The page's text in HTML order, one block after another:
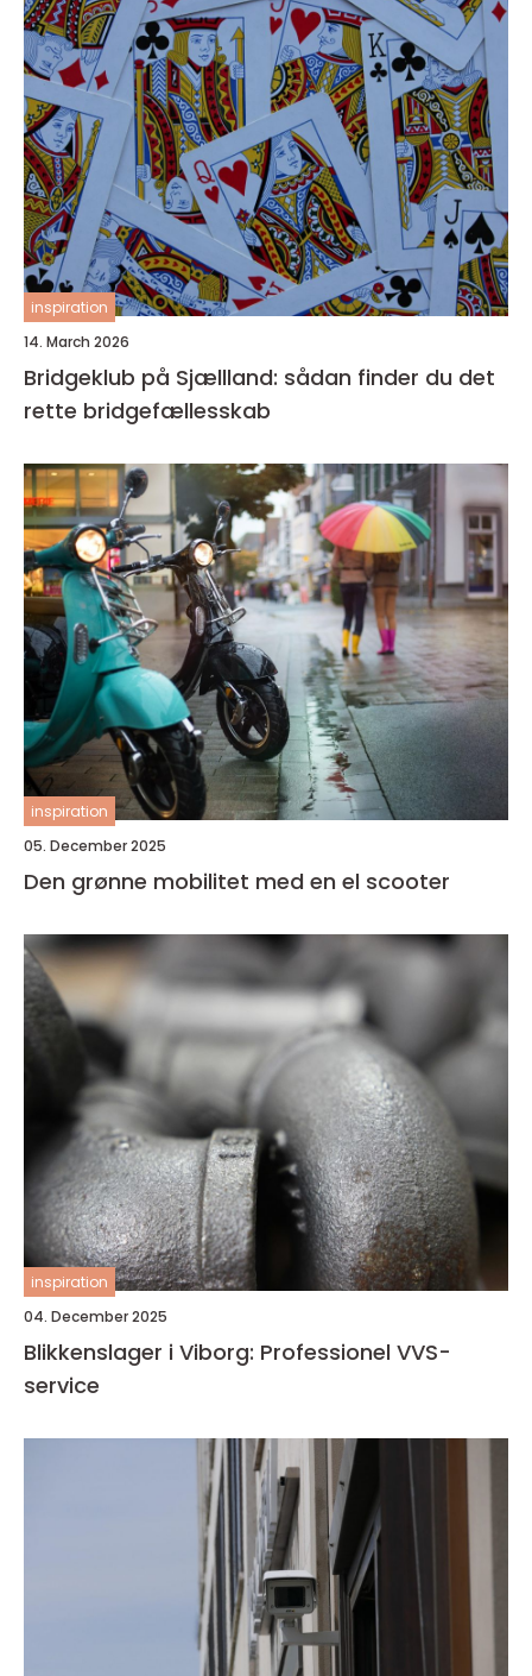
inspiration
14. March 2026
Bridgeklub på Sjællland: sådan finder du det
rette bridgefællesskab
inspiration
05. December 2025
Den grønne mobilitet med en el scooter
inspiration
04. December 2025
Blikkenslager i Viborg: Professionel VVS-
service